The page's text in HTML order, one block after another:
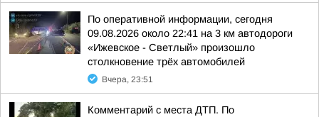
По оперативной информации, сегодня
09.08.2026 около 22:41 на 3 км автодороги
«Ижевское - Светлый» произошло
столкновение трёх автомобилей
Вчера, 23:51
Комментарий с места ДТП. По